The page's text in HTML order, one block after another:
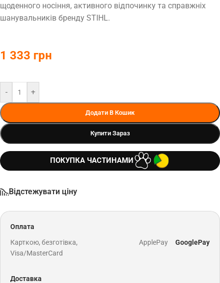
щоденного носіння, активного відпочинку та справжніх
шанувальників бренду STIHL.
1 333 грн
- +
Додати В Кошик
Купити Зараз
ПОКУПКА ЧАСТИНАМИ
Відстежувати ціну
Оплата
Карткою, безготівка,
Visa/MasterCard
ApplePay GooglePay
Доставка